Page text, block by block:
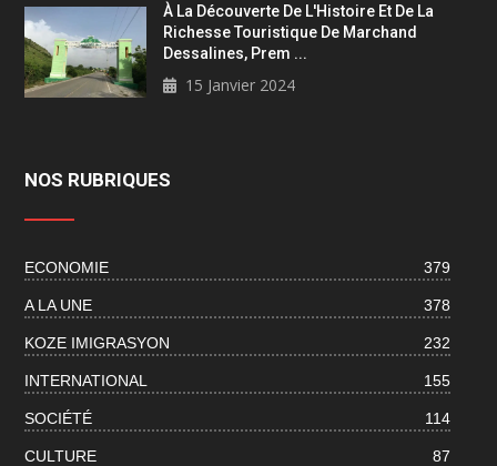
À La Découverte De L'Histoire Et De La
Richesse Touristique De Marchand
Dessalines, Prem ...
15 Janvier 2024
NOS RUBRIQUES
ECONOMIE 379
A LA UNE 378
KOZE IMIGRASYON 232
INTERNATIONAL 155
SOCIÉTÉ 114
CULTURE 87